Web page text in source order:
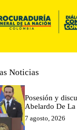
Noticias
Posesión y
Abelardo De La
7 agosto, 2026